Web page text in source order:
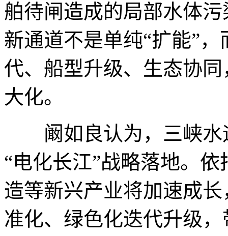
舶待闸造成的局部水体
新通道不是单纯“扩能”
代、船型升级、生态协
大化。
阚如良认为，三峡水
“电化长江”战略落地。
造等新兴产业将加速成
准化、绿色化迭代升级